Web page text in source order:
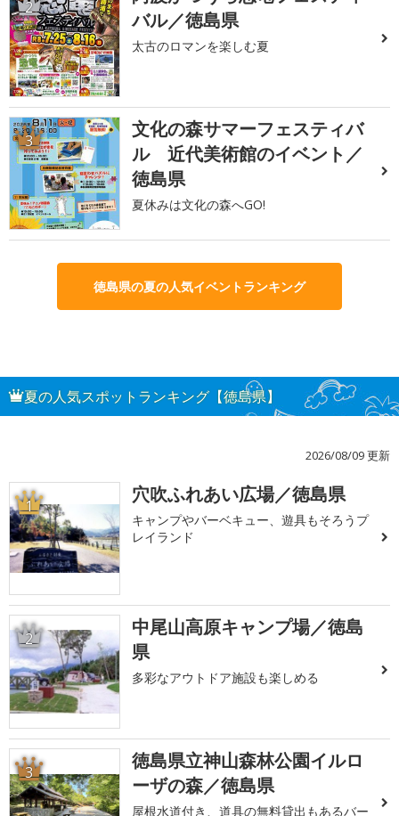
2
バル／徳島県
太古のロマンを楽しむ夏
3
文化の森サマーフェスティバ
ル 近代美術館のイベント／
徳島県
夏休みは文化の森へGO!
徳島県の夏の人気イベントランキング
夏の人気スポットランキング【徳島県】
2026/08/09 更新
1 穴吹ふれあい広場／徳島県
キャンプやバーベキュー、遊具もそろうプ
レイランド
2
中尾山高原キャンプ場／徳島
県
多彩なアウトドア施設も楽しめる
3
徳島県立神山森林公園イルロ
ーザの森／徳島県
屋根水道付き、道具の無料貸出もあるバー